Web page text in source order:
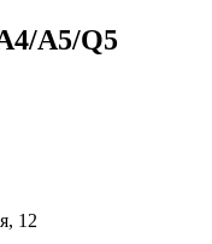
A5/Q5
12